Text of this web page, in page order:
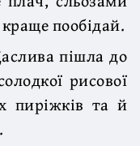
пообідай.
пішла до
рисової
пиріжків та й